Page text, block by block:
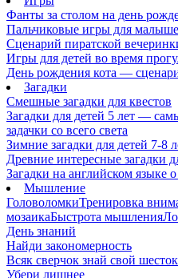
Фанты за столом на день
Пальчиковые игры для
Сценарий пиратской
Игры для детей во время
День рождения кота —
Загадки
Смешные загадки для квестов
Загадки для детей 5 лет —
задачки со всего света
Зимние загадки для детей 7-8
Древние интересные загадки
Загадки на английском языке
Мышление
ГоловоломкиТренировка
мозаикаБыстрота мышления
День знаний
Найди закономерность
Всяк сверчок знай свой
Убери лишнее